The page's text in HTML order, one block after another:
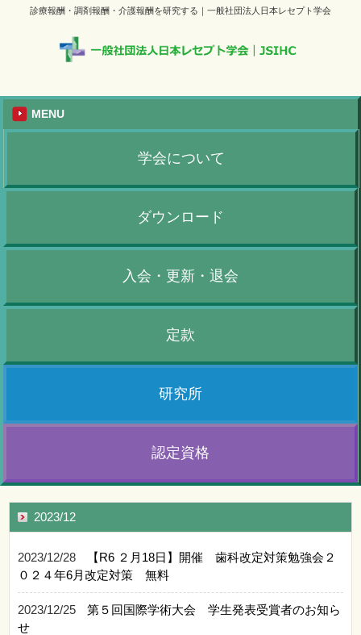
診療報酬・調剤報酬・介護報酬を研究する｜一般社団法人日本レセプト学会
MENU
学会について
ダウンロード
入会・更新・退会
定款
研究所
認定資格
2023/12
2023/12/28
【R6 ２月18日】開催 歯科改定対策勉強会２
０２４年6月改定対策 無料
2023/12/25
第５回国際学術大会 学生発表受賞者のお知ら
せ